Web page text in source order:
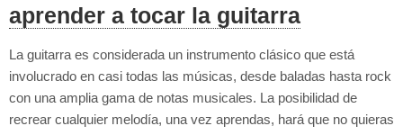
aprender a tocar la guitarra
La guitarra es considerada un instrumento clásico que está
involucrado en casi todas las músicas, desde baladas hasta rock
con una amplia gama de notas musicales. La posibilidad de
recrear cualquier melodía, una vez aprendas, hará que no quieras